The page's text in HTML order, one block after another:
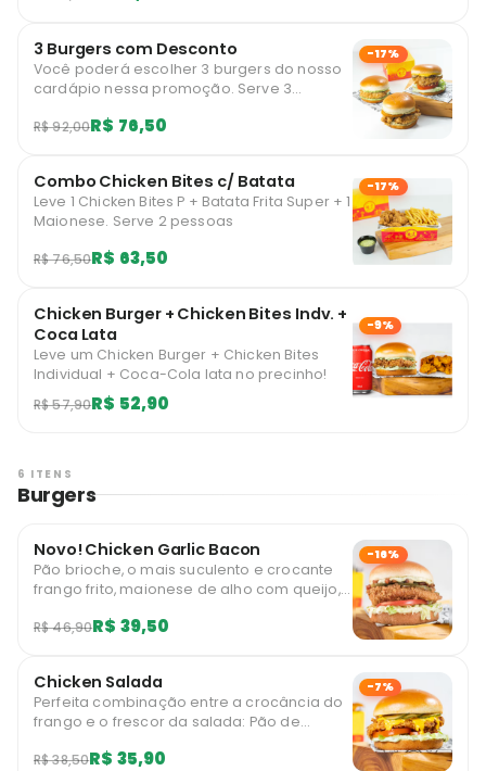
3 Burgers com Desconto
Você poderá escolher 3 burgers do nosso
cardápio nessa promoção. Serve 3
R$ 92,00R$ 76,50
-17%
Combo Chicken Bites c/ Batata
Leve 1 Chicken Bites P + Batata Frita Super + 1
Maionese. Serve 2 pessoas
R$ 76,50R$ 63,50
-17%
Chicken Burger + Chicken Bites Indv. +
Coca Lata
Leve um Chicken Burger + Chicken Bites
Individual + Coca-Cola lata no precinho!
R$ 57,90R$ 52,90
-9%
6 ITENS
Burgers
Novo! Chicken Garlic Bacon
Pão brioche, o mais suculento e crocante
frango frito, maionese de alho com queijo,
Essa combinação tá incrível, você vai
R$ 46,90R$ 39,50
-16%
Chicken Salada
Perfeita combinação entre a crocância do
frango e o frescor da salada: Pão de
minha deliciosa maionese verde, molho
R$ 38,50R$ 35,90
-7%